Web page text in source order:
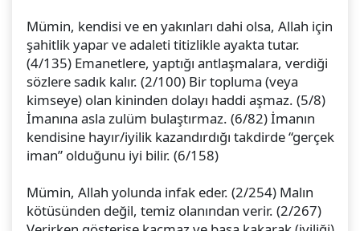
Mümin, kendisi ve en yakınları dahi olsa, Allah için
şahitlik yapar ve adaleti titizlikle ayakta tutar.
(4/135) Emanetlere, yaptığı antlaşmalara, verdiği
sözlere sadık kalır. (2/100) Bir topluma (veya
kimseye) olan kininden dolayı haddi aşmaz. (5/8)
İmanına asla zulüm bulaştırmaz. (6/82) İmanın
kendisine hayır/iyilik kazandırdığı takdirde “gerçek
iman” olduğunu iyi bilir. (6/158)
Mümin, Allah yolunda infak eder. (2/254) Malın
kötüsünden değil, temiz olanından verir. (2/267)